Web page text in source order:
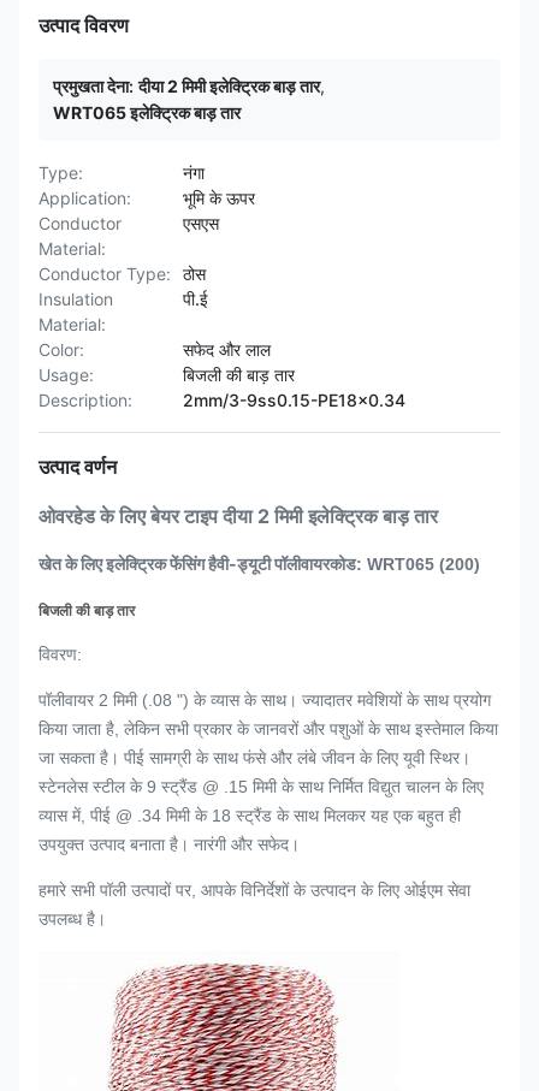
उत्पाद विवरण
प्रमुखता देना: दीया 2 मिमी इलेक्ट्रिक बाड़ तार,
WRT065 इलेक्ट्रिक बाड़ तार
Type:
नंगा
Application:
भूमि के ऊपर
Conductor
Material:
एसएस
Conductor Type:
ठोस
Insulation
Material:
पी.ई
Color:
सफेद और लाल
Usage:
बिजली की बाड़ तार
Description:
2mm/3-9ss0.15-PE18x0.34
उत्पाद वर्णन
ओवरहेड के लिए बेयर टाइप दीया 2 मिमी इलेक्ट्रिक बाड़ तार
खेत के लिए इलेक्ट्रिक फेंसिंग हैवी-ड्यूटी पॉलीवायरकोड: WRT065 (200)
बिजली की बाड़ तार
विवरण:
पॉलीवायर 2 मिमी (.08 ") के व्यास के साथ। ज्यादातर मवेशियों के साथ प्रयोग
किया जाता है, लेकिन सभी प्रकार के जानवरों और पशुओं के साथ इस्तेमाल किया
जा सकता है। पीई सामग्री के साथ फंसे और लंबे जीवन के लिए यूवी स्थिर।
स्टेनलेस स्टील के 9 स्ट्रैंड @ .15 मिमी के साथ निर्मित विद्युत चालन के लिए
व्यास में, पीई @ .34 मिमी के 18 स्ट्रैंड के साथ मिलकर यह एक बहुत ही
उपयुक्त उत्पाद बनाता है। नारंगी और सफेद।
हमारे सभी पॉली उत्पादों पर, आपके विनिर्देशों के उत्पादन के लिए ओईएम सेवा
उपलब्ध है।